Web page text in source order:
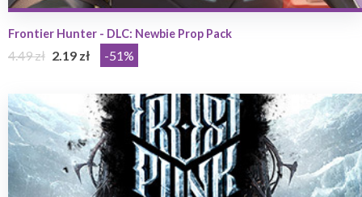
Frontier Hunter - DLC: Newbie Prop Pack
4.49 zł 2.19 zł -51%